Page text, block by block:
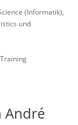
(Informatik),
und
André